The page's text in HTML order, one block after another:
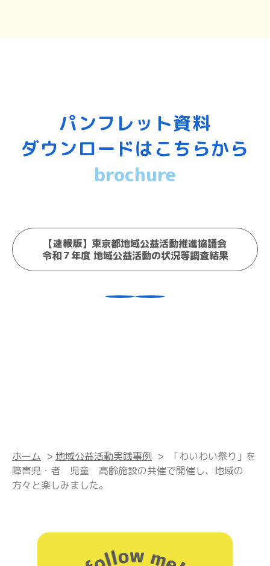
パンフレット資料
ダウンロードはこちらから
brochure
【速報版】東京都地域公益活動推進協議会
令和７年度 地域公益活動の状況等調査結果
ホーム > 地域公益活動実践事例 >
「わいわい祭り」を
障害児・者 児童 高齢施設の共催で開催し、地域の
方々と楽しみました。